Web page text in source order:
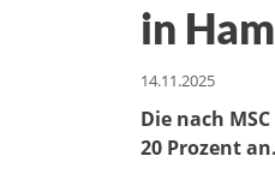
in
14.11.2025
Die nach
20 Prozent an.